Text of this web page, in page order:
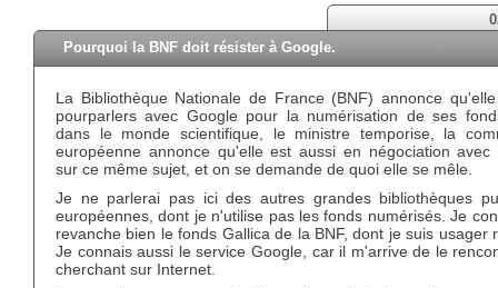
Pourquoi la BNF doit résister à Google.
La Bibliothèque Nationale de France (BNF) annonce
pourparlers avec Google pour la numérisation de ses
dans le monde scientifique, le ministre temporise, la
européenne annonce qu'elle est aussi en négociation avec
sur ce même sujet, et on se demande de quoi elle se mêle.
Je ne parlerai pas ici des autres grandes bibliothèques
européennes, dont je n'utilise pas les fonds numérisés. Je
revanche bien le fonds Gallica de la BNF, dont je suis usager
Je connais aussi le service Google, car il m'arrive de le
cherchant sur Internet.